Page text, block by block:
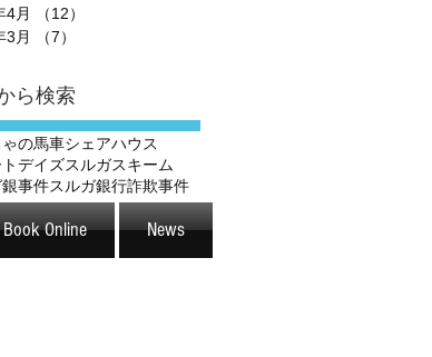
4月
（12）
3月
（7）
ら検索
の馬車シェアハウス
デイズスルガスキーム
事件スルガ銀行詐欺事件
Book Online News